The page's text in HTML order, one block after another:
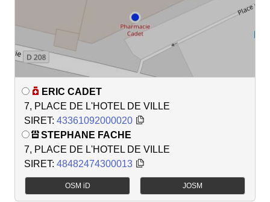
ERIC CADET
7, PLACE DE L'HOTEL DE VILLE
SIRET: 43361092000020
STEPHANE FACHE
7, PLACE DE L'HOTEL DE VILLE
SIRET: 48482474300013
OSM iD JOSM